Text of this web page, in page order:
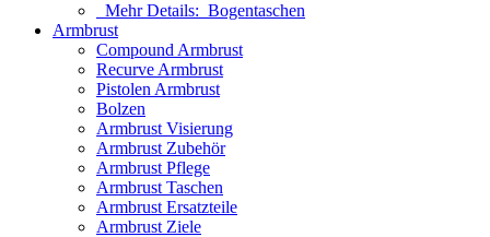
Mehr Details: Bogentaschen
Armbrust
Compound Armbrust
Recurve Armbrust
Pistolen Armbrust
Bolzen
Armbrust Visierung
Armbrust Zubehör
Armbrust Pflege
Armbrust Taschen
Armbrust Ersatzteile
Armbrust Ziele